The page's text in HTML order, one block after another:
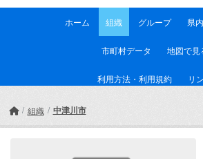
ホーム 組織 グループ 県
市町村データ 地図で見
利用方法・利用規約 リ
組織 中津川市